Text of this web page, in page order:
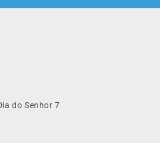
do Senhor 7